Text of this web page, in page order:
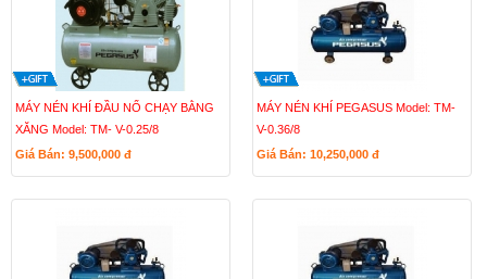
MÁY NÉN KHÍ ĐẦU NỔ CHẠY BẰNG
XĂNG Model: TM- V-0.25/8
Giá Bán: 9,500,000 đ
MÁY NÉN KHÍ PEGASUS Model: TM-
V-0.36/8
Giá Bán: 10,250,000 đ